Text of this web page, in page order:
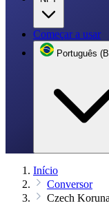
Começar a usar
Português
Início
Conversor
Czech